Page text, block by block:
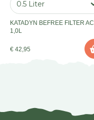
KATADYN BEFREE FILTER AC
1,0L
€ 42,95